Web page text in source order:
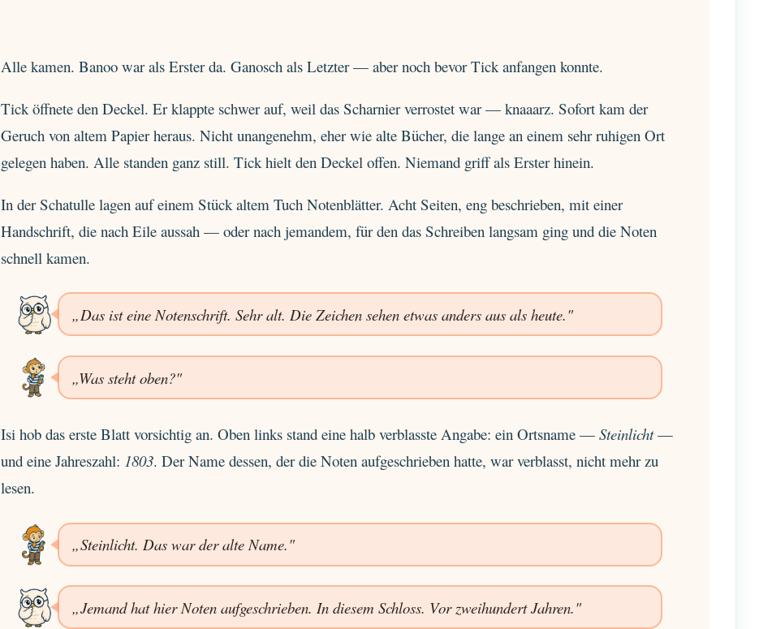
Alle kamen. Banoo war als Erster da. Ganosch als Letzter — aber noch bevor Tick anfangen konnte.
Tick öffnete den Deckel. Er klappte schwer auf, weil das Scharnier verrostet war — knaaarz. Sofort kam der
Geruch von altem Papier heraus. Nicht unangenehm, eher wie alte Bücher, die lange an einem sehr ruhigen Ort
gelegen haben. Alle standen ganz still. Tick hielt den Deckel offen. Niemand griff als Erster hinein.
In der Schatulle lagen auf einem Stück altem Tuch Notenblätter. Acht Seiten, eng beschrieben, mit einer
Handschrift, die nach Eile aussah — oder nach jemandem, für den das Schreiben langsam ging und die Noten
schnell kamen.
„Das ist eine Notenschrift. Sehr alt. Die Zeichen sehen etwas anders aus als heute."
„Was steht oben?"
Isi hob das erste Blatt vorsichtig an. Oben links stand eine halb verblasste Angabe: ein Ortsname — Steinlicht—
und eine Jahreszahl: 1803. Der Name dessen, der die Noten aufgeschrieben hatte, war verblasst, nicht mehr zu
lesen.
„Steinlicht. Das war der alte Name."
„Jemand hat hier Noten aufgeschrieben. In diesem Schloss. Vor zweihundert Jahren."